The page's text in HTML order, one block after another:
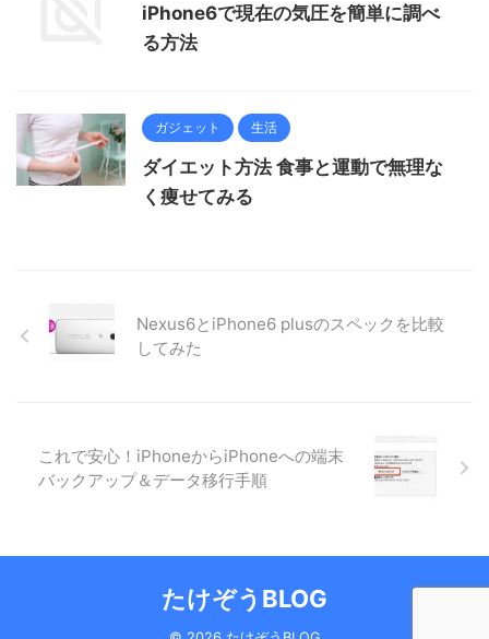
iPhone6で現在の気圧を簡単に調べ
る方法
ガジェット 生活
ダイエット方法 食事と運動で無理な
く痩せてみる
Nexus6とiPhone6 plusのスペックを比較
してみた
これで安心！iPhoneからiPhoneへの端末
バックアップ＆データ移行手順
たけぞうBLOG